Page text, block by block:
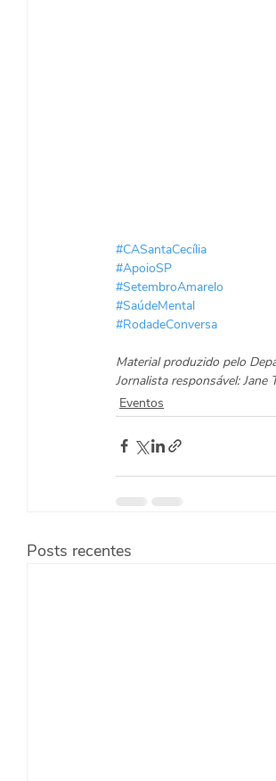
#CASantaCecília
#ApoioSP
#SetembroAmarelo
#SaúdeMental
#RodadeConversa
Material produzido pelo
Jornalista responsável: Jane
Eventos
Posts recentes